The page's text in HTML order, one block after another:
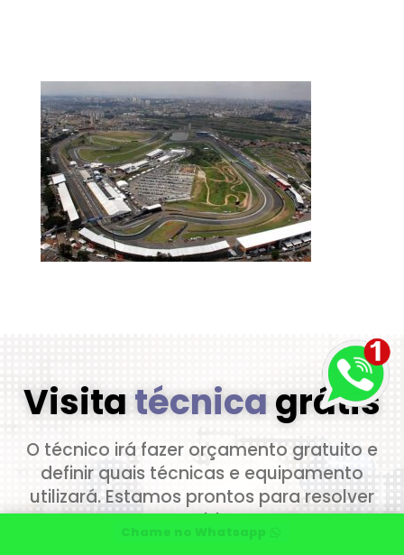
Visitatécnicagrátis
O técnico irá fazer orçamento gratuito e
definir quais técnicas e equipamento
utilizará. Estamos prontos para resolver
seu problema.
Chame no Whatsapp